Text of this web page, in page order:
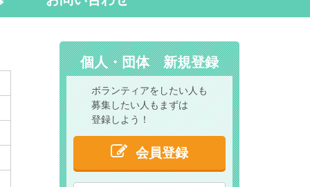
個人・団体 新規登録
ボランティアをしたい人も
募集したい人もまずは
登録しよう！
会員登録